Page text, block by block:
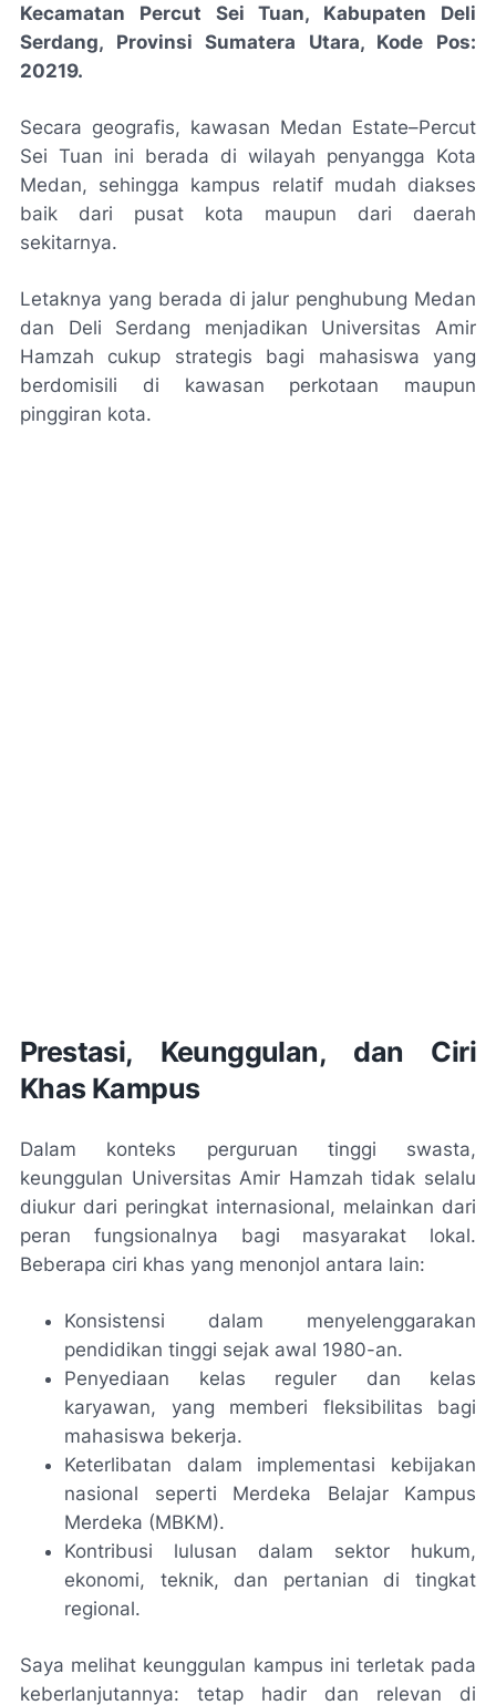
Kecamatan Percut Sei Tuan, Kabupaten Deli
Serdang, Provinsi Sumatera Utara, Kode Pos:
20219.
Secara geografis, kawasan Medan Estate–Percut
Sei Tuan ini berada di wilayah penyangga Kota
Medan, sehingga kampus relatif mudah diakses
baik dari pusat kota maupun dari daerah
sekitarnya.
Letaknya yang berada di jalur penghubung Medan
dan Deli Serdang menjadikan Universitas Amir
Hamzah cukup strategis bagi mahasiswa yang
berdomisili di kawasan perkotaan maupun
pinggiran kota.
Prestasi, Keunggulan, dan Ciri
Khas Kampus
Dalam konteks perguruan tinggi swasta,
keunggulan Universitas Amir Hamzah tidak selalu
diukur dari peringkat internasional, melainkan dari
peran fungsionalnya bagi masyarakat lokal.
Beberapa ciri khas yang menonjol antara lain:
Konsistensi dalam menyelenggarakan
pendidikan tinggi sejak awal 1980-an.
Penyediaan kelas reguler dan kelas
karyawan, yang memberi fleksibilitas bagi
mahasiswa bekerja.
Keterlibatan dalam implementasi kebijakan
nasional seperti Merdeka Belajar Kampus
Merdeka (MBKM).
Kontribusi lulusan dalam sektor hukum,
ekonomi, teknik, dan pertanian di tingkat
regional.
Saya melihat keunggulan kampus ini terletak pada
keberlanjutannya: tetap hadir dan relevan di